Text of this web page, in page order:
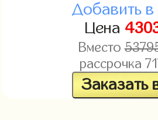
Добавить в
Цена
Вместо
рассрочка
Заказать